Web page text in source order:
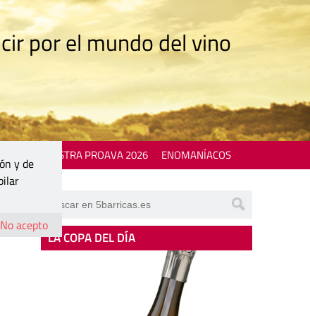
por el mundo del vino
MOSTRA PROAVA 2026 ENOMANÍACOS
LA COPA DEL DÍA
y de
No acepto